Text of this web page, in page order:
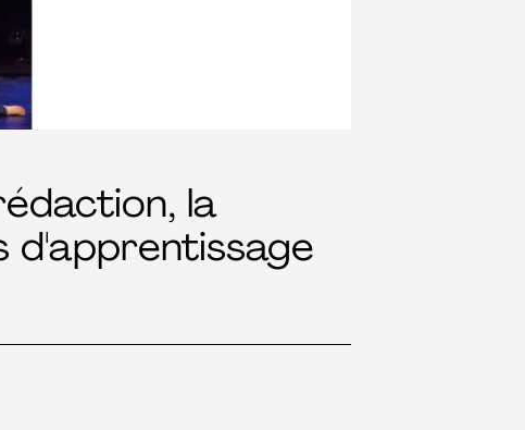
la
d'apprentissage